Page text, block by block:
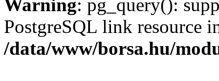
Warning: pg_query():
PostgreSQL link resource
/data/www/borsa.hu/